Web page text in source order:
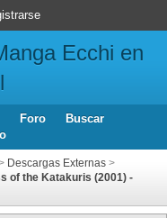
Ecchi en
Foro
Buscar
Descargas Externas >
of the Katakuris (2001) -